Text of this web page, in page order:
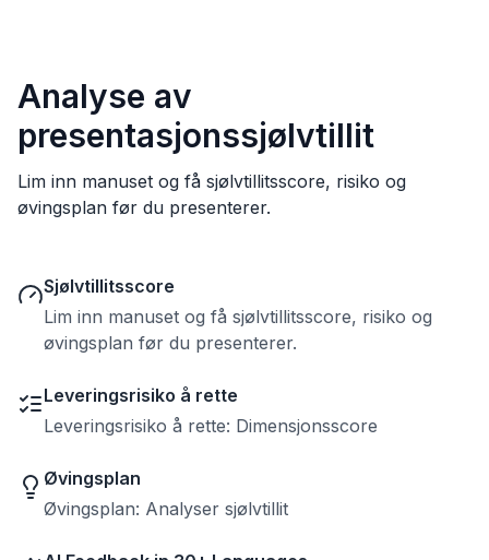
Analyse av
presentasjonssjølvtillit
Lim inn manuset og få sjølvtillitsscore, risiko og
øvingsplan før du presenterer.
Sjølvtillitsscore
Lim inn manuset og få sjølvtillitsscore, risiko og
øvingsplan før du presenterer.
Leveringsrisiko å rette
Leveringsrisiko å rette: Dimensjonsscore
Øvingsplan
Øvingsplan: Analyser sjølvtillit